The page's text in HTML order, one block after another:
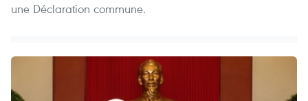
une Déclaration commune.